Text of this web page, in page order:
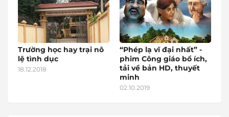
Trường học hay trại nô
lệ tình dục
18.12.2018
“Phép lạ vĩ đại nhất” -
phim Công giáo bổ ích,
tải về bản HD, thuyết
minh
02.10.2019